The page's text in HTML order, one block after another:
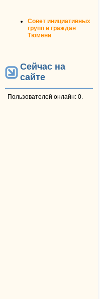
Совет инициативных
групп и граждан
Тюмени
Сейчас на
сайте
Пользователей онлайн: 0.